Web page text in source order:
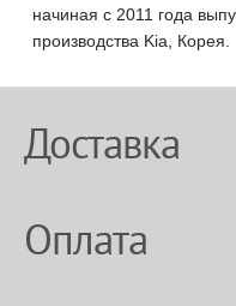
начиная с 2011 года
производства Kia, Корея.
Доставка
Оплата